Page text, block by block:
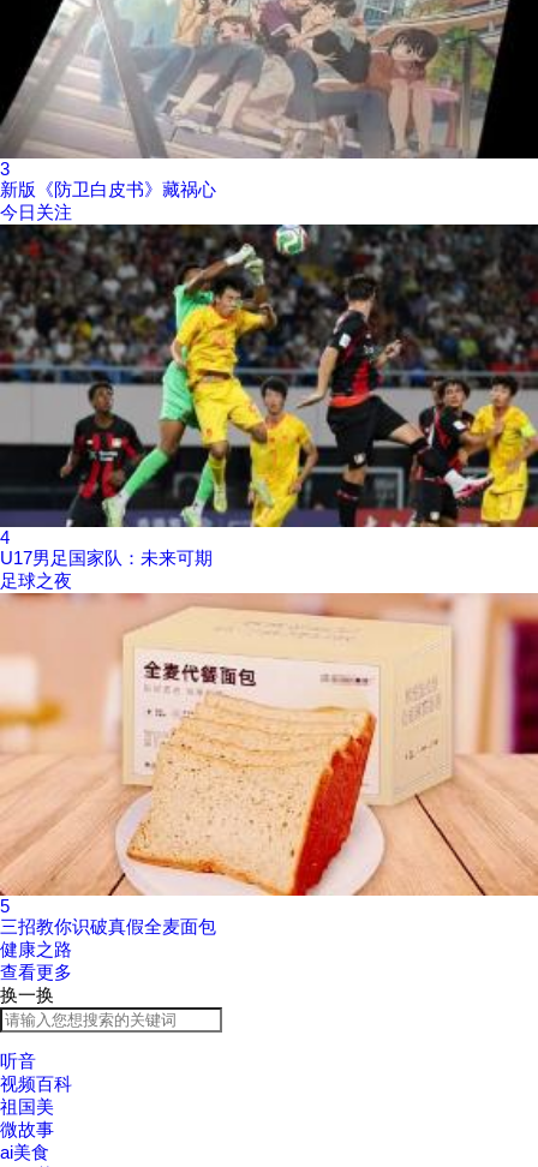
3
新版《防卫白皮书》藏祸心
今日关注
4
U17男足国家队：未来可期
足球之夜
5
三招教你识破真假全麦面包
健康之路
查看更多
换一换
听音
视频百科
祖国美
微故事
ai美食